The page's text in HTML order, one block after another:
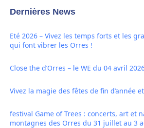
Dernières News
Eté 2026 – Vivez les temps forts et les
qui font vibrer les Orres !
Close the d’Orres – le WE du 04 avril
Vivez la magie des fêtes de fin d’année
festival Game of Trees : concerts, art et
montagnes des Orres du 31 juillet au 3